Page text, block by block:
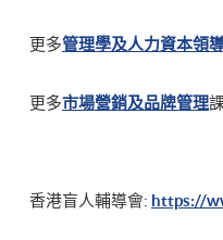
更多管理學及人力資本領
更多市場營銷及品牌管理
香港盲人輔導會: https://